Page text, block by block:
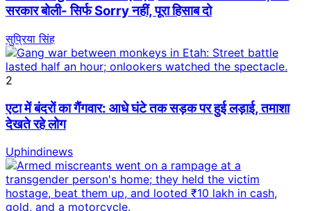
सरकार बोली- सिर्फ Sorry नहीं, पूरा हिसाब दो
सुप्रिया सिंह
2
एटा में बंदरों का गैंगवार: आधे घंटे तक सड़क पर हुई लड़ाई, तमाशा
देखते रहे लोग
Uphindinews